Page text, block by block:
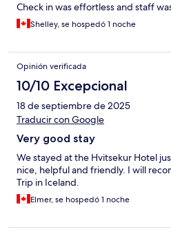
Check in was effortless and staff
Shelley, se hospedó 1 noche
Opinión verificada
10/10 Excepcional
18 de septiembre de 2025
Traducir con Google
Very good stay
We stayed at the Hvitsekur Hotel
nice, helpful and friendly. I will
Trip in Iceland.
Elmer, se hospedó 1 noche